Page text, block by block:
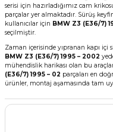
serisi için hazırladığımız cam
parçalar yer almaktadır. Sürüş
kullanıcılar için BMW Z3 (E36/7)
seçilmiştir.
Zaman içerisinde yıpranan kapı
BMW Z3 (E36/7) 1995 – 2002
mühendislik harikası olan bu
(E36/7) 1995 – 02 parçaları en
ürünler, montaj aşamasında tam